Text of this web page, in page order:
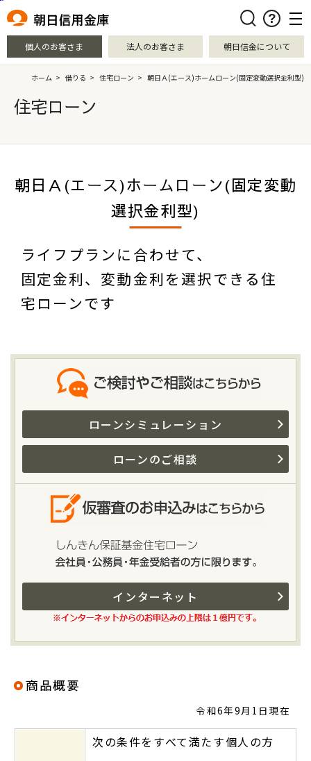
検索
個人のお客さま 法人のお客さま 朝日信金について
ホーム > 借りる > 住宅ローン > 朝日Ａ(エース)ホームローン(固定変動選択金利型)
住宅ローン
朝日Ａ(エース)ホームローン(固定変動
選択金利型)
ライフプランに合わせて、
固定金利、変動金利を選択できる住
宅ローンです
ローンシミュレーション
ローンのご相談
インターネット
商品概要
令和6年9月1日現在
次の条件をすべて満たす個人の方